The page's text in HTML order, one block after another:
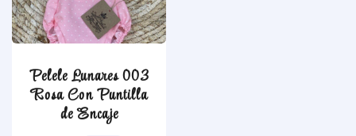
Pelele Lunares 003
Rosa Con Puntilla
de Encaje